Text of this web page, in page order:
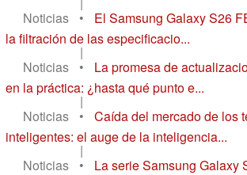
Noticias
•
El Samsung Galaxy S26
la filtración de las especificacio...
|
Noticias
•
La promesa de
en la práctica: ¿hasta qué punto e...
|
Noticias
•
Caída del mercado de los
inteligentes: el auge de la inteligencia...
|
Noticias
•
La serie Samsung Galaxy